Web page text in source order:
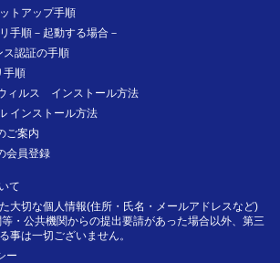
トアップ手順
手順－起動する場合－
認証の手順
手順
ィルス インストール方法
インストール方法
ご案内
会員登録
て
大切な個人情報(住所・氏名・メールアドレスなど)
・公共機関からの提出要請があった場合以外、第三
事は一切ございません。
ー